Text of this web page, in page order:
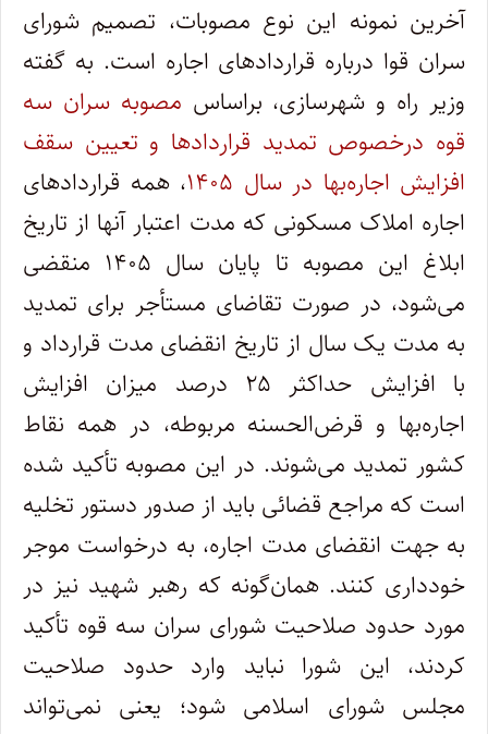
آخرین نمونه این نوع مصوبات، تصمیم شورای
سران قوا درباره قراردادهای اجاره است. به گفته
وزیر راه و شهرسازی، ‌بر‌اساس مصوبه سران سه
قوه درخصوص تمدید قراردادها و تعیین سقف
افزایش اجاره‌بها در سال ۱۴۰۵
، همه قراردادهای
اجاره املاک مسکونی که مدت اعتبار آنها از تاریخ
ابلاغ این مصوبه تا پایان سال ۱۴۰۵ منقضی
می‌شود، در صورت تقاضای مستأجر برای تمدید
به مدت یک سال از تاریخ انقضای مدت قرارداد و
با افزایش حداکثر ۲۵ درصد میزان افزایش
اجاره‌بها و قرض‌الحسنه مربوطه، در همه نقاط
کشور تمدید می‌شوند. در این مصوبه تأکید شده
است که مراجع قضائی باید از صدور دستور تخلیه
به جهت انقضای مدت اجاره، به درخواست موجر
خودداری کنند. همان‌گونه که رهبر شهید نیز در
مورد حدود صلاحیت شورای سران سه قوه تأکید
کردند، این شورا نباید وارد حدود صلاحیت
مجلس شورای اسلامی شود؛ یعنی نمی‌تواند